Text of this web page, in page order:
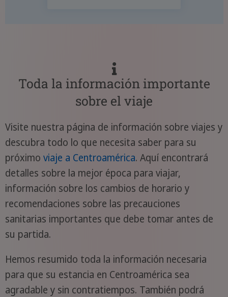
Toda la información importante
sobre el viaje
Visite nuestra página de información sobre viajes y
descubra todo lo que necesita saber para su
próximo viaje a Centroamérica. Aquí encontrará
detalles sobre la mejor época para viajar,
información sobre los cambios de horario y
recomendaciones sobre las precauciones
sanitarias importantes que debe tomar antes de
su partida.
Hemos resumido toda la información necesaria
para que su estancia en Centroamérica sea
agradable y sin contratiempos. También podrá